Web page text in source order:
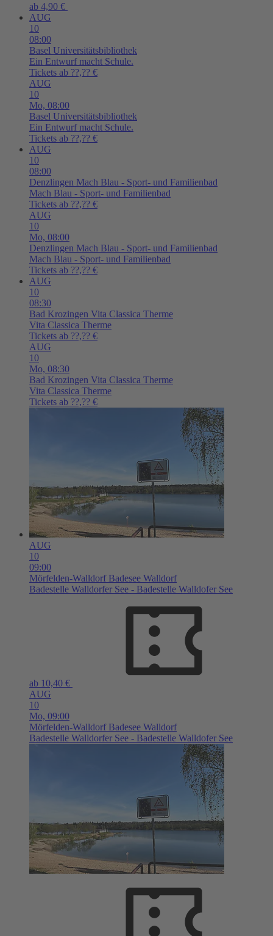
ab 4,90 €
AUG
10
08:00
Basel Universitätsbibliothek
Ein Entwurf macht Schule.
Tickets ab ??,?? €
AUG
10
Mo, 08:00
Basel Universitätsbibliothek
Ein Entwurf macht Schule.
Tickets ab ??,?? €
AUG
10
08:00
Denzlingen Mach Blau - Sport- und Familienbad
Mach Blau - Sport- und Familienbad
Tickets ab ??,?? €
AUG
10
Mo, 08:00
Denzlingen Mach Blau - Sport- und Familienbad
Mach Blau - Sport- und Familienbad
Tickets ab ??,?? €
AUG
10
08:30
Bad Krozingen Vita Classica Therme
Vita Classica Therme
Tickets ab ??,?? €
AUG
10
Mo, 08:30
Bad Krozingen Vita Classica Therme
Vita Classica Therme
Tickets ab ??,?? €
AUG
10
09:00
Mörfelden-Walldorf Badesee Walldorf
Badestelle Walldorfer See - Badestelle Walldofer See
ab 10,40 €
AUG
10
Mo, 09:00
Mörfelden-Walldorf Badesee Walldorf
Badestelle Walldorfer See - Badestelle Walldofer See